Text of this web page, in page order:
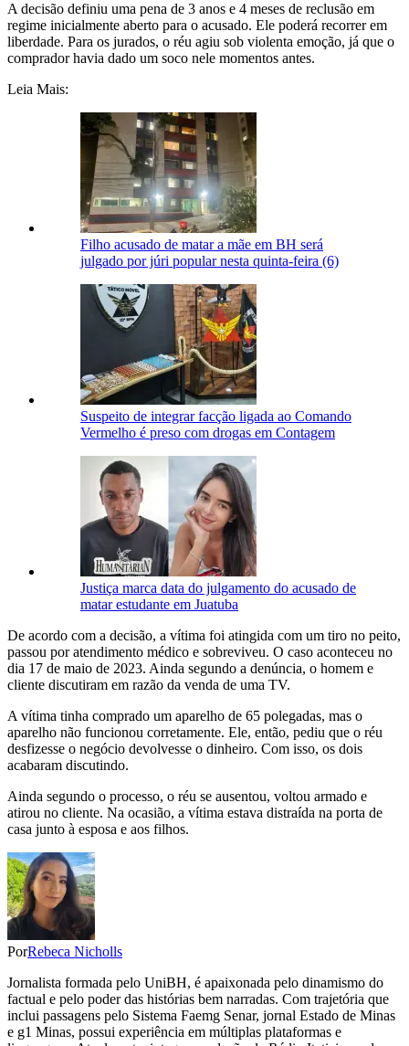
A decisão definiu uma pena de 3 anos e 4 meses de reclusão em
regime inicialmente aberto para o acusado. Ele poderá recorrer em
liberdade. Para os jurados, o réu agiu sob violenta emoção, já que o
comprador havia dado um soco nele momentos antes.
Leia Mais:
Filho acusado de matar a mãe em BH será
julgado por júri popular nesta quinta-feira (6)
Suspeito de integrar facção ligada ao Comando
Vermelho é preso com drogas em Contagem
Justiça marca data do julgamento do acusado de
matar estudante em Juatuba
De acordo com a decisão, a vítima foi atingida com um tiro no peito,
passou por atendimento médico e sobreviveu. O caso aconteceu no
dia 17 de maio de 2023. Ainda segundo a denúncia, o homem e
cliente discutiram em razão da venda de uma TV.
A vítima tinha comprado um aparelho de 65 polegadas, mas o
aparelho não funcionou corretamente. Ele, então, pediu que o réu
desfizesse o negócio devolvesse o dinheiro. Com isso, os dois
acabaram discutindo.
Ainda segundo o processo, o réu se ausentou, voltou armado e
atirou no cliente. Na ocasião, a vítima estava distraída na porta de
casa junto à esposa e aos filhos.
PorRebeca Nicholls
Jornalista formada pelo UniBH, é apaixonada pelo dinamismo do
factual e pelo poder das histórias bem narradas. Com trajetória que
inclui passagens pelo Sistema Faemg Senar, jornal Estado de Minas
e g1 Minas, possui experiência em múltiplas plataformas e